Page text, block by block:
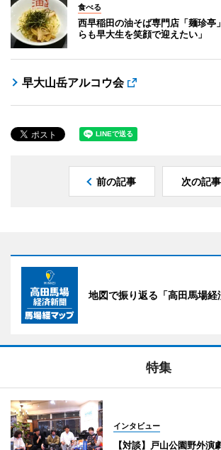
食べる
西早稲田の油そば専門店「麺珍亭
らも早大生を笑顔で迎えたい」
早大山岳アルコウ会
前の記事 次の記事
地図で振り返る「高田馬場経
特集
インタビュー
【対談】戸山公園野外演